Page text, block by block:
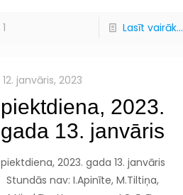
1 Lasīt vairāk...
12. janvāris, 2023
piektdiena, 2023.
gada 13. janvāris
piektdiena, 2023. gada 13. janvāris
Stundās nav: I.Apinīte, M.Tiltiņa,